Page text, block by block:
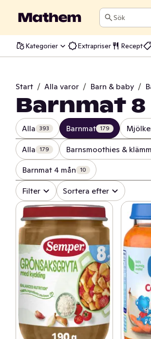
Sök
Kategorier Extrapriser Recept
Start / Alla varor / Barn & baby /
Barnmat 8
Alla 393 Barnmat 179
Alla 179 Barnsmoothies &
Barnmat 4 mån 10
Filter Sortera efter